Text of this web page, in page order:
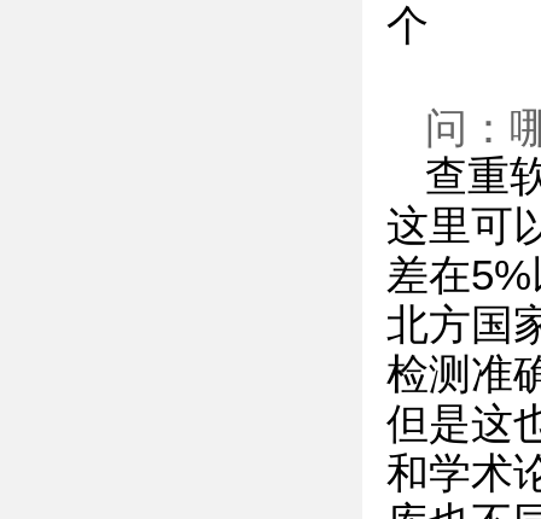
个
问：
查重
这里可
差在
北方国
检测准
但是这
和学术